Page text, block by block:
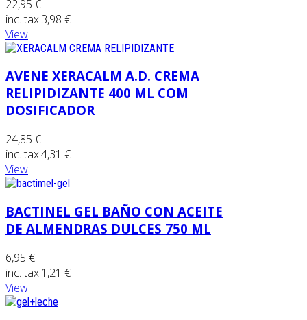
22,95 €
inc. tax:3,98 €
View
AVENE XERACALM A.D. CREMA
RELIPIDIZANTE 400 ML COM
DOSIFICADOR
24,85 €
inc. tax:4,31 €
View
BACTINEL GEL BAÑO CON ACEITE
DE ALMENDRAS DULCES 750 ML
6,95 €
inc. tax:1,21 €
View